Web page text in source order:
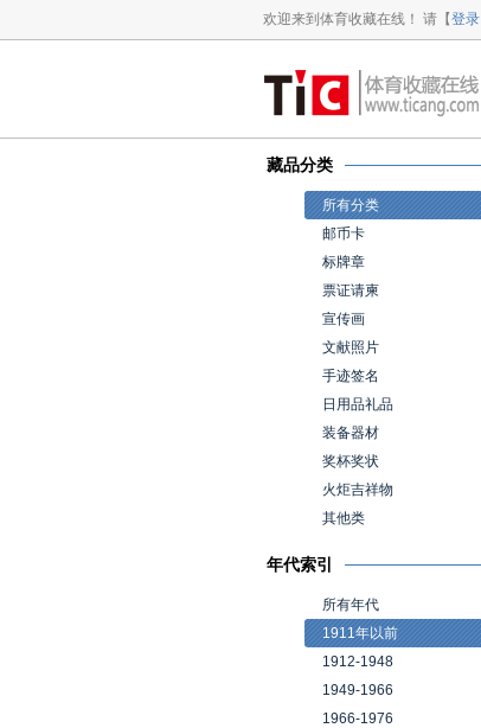
欢迎来到体育收藏在线！ 请【登录
藏品分类
所有分类
邮币卡
标牌章
票证请柬
宣传画
文献照片
手迹签名
日用品礼品
装备器材
奖杯奖状
火炬吉祥物
其他类
年代索引
所有年代
1911年以前
1912-1948
1949-1966
1966-1976